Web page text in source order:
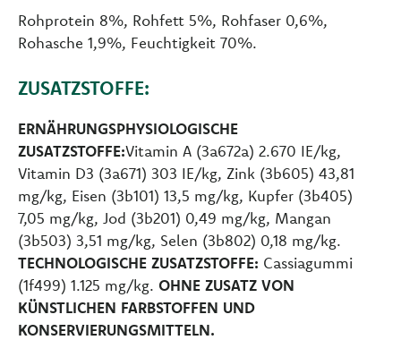
Rohprotein 8%, Rohfett 5%, Rohfaser 0,6%,
Rohasche 1,9%, Feuchtigkeit 70%.
ZUSATZSTOFFE:
ERNÄHRUNGSPHYSIOLOGISCHE
ZUSATZSTOFFE:Vitamin A (3a672a) 2.670 IE/kg,
Vitamin D3 (3a671) 303 IE/kg, Zink (3b605) 43,81
mg/kg, Eisen (3b101) 13,5 mg/kg, Kupfer (3b405)
7,05 mg/kg, Jod (3b201) 0,49 mg/kg, Mangan
(3b503) 3,51 mg/kg, Selen (3b802) 0,18 mg/kg.
TECHNOLOGISCHE ZUSATZSTOFFE: Cassiagummi
(1f499) 1.125 mg/kg. OHNE ZUSATZ VON
KÜNSTLICHEN FARBSTOFFEN UND
KONSERVIERUNGSMITTELN.